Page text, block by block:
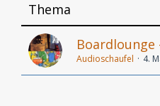
Thema
Boardlounge
Audioschaufel 4.